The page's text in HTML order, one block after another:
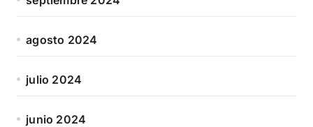
agosto 2024
julio 2024
junio 2024